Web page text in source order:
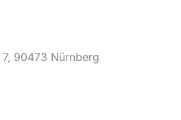
90473 Nürnberg